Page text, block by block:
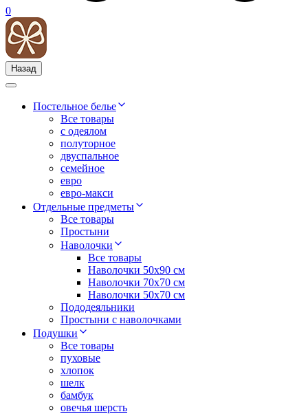
0
Назад
Постельное белье
Все товары
с одеялом
полуторное
двуспальное
семейное
евро
евро-макси
Отдельные предметы
Все товары
Простыни
Наволочки
Все товары
Наволочки 50x90 см
Наволочки 70x70 cм
Наволочки 50х70 см
Пододеяльники
Простыни с наволочками
Подушки
Все товары
пуховые
хлопок
шелк
бамбук
овечья шерсть